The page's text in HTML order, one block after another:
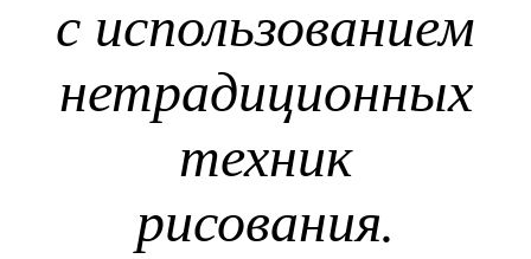
с использованием
нетрадиционных
техник
рисования.